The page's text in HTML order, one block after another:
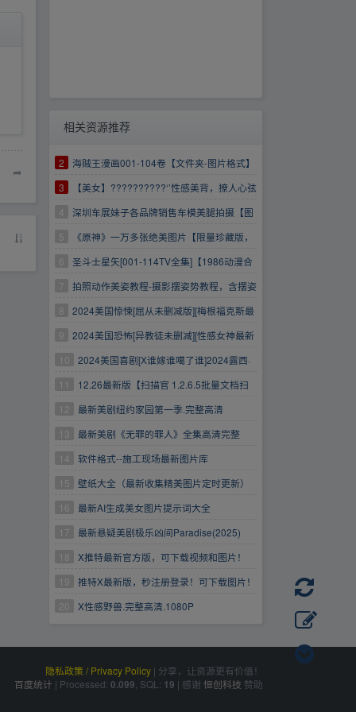
➦
相关资源推荐
2
海贼王漫画001-104卷【文件夹-图片格式】
3
【美女】??????????‘’性感美背，撩人心弦
づ
4
深圳车展妹子各品牌销售车模美腿拍摄【图
片】
5
《原神》一万多张绝美图片【限量珍藏版，
速存】
6
圣斗士星矢[001-114TV全集]【1986动漫合
集4k最新资源
7
拍照动作美姿教程-摄影摆姿势教程，含摆姿
图片素材
8
2024美国惊悚[屈从未删减版][梅根福克斯最
新性感保姆]
9
2024美国恐怖[异教徒未删减][性感女神最新
C度惊悚]
10
2024美国喜剧[X谁嫁谁噶了谁]2024露西·
海尔最新性感喜剧]
11
12.26最新版【扫描官 1.2.6.5批量文档扫
描神器】 轻松提取图片中任何文字，让智慧更
易摘取！最牛的是不清晰图片转眼变高清！让你
随时导出高清画质的JPG和PDF！
12
最新美剧纽约家园第一季.完整高清
13
最新美剧《无罪的罪人》全集高清完整
1080P清晰
14
软件格式--施工现场最新图片库
15
壁纸大全（最新收集精美图片定时更新）
16
最新AI生成美女图片提示词大全
17
最新悬疑美剧极乐凶间Paradise(2025)
【全8集.完整高清
18
X推特最新官方版，可下载视频和图片！
19
推特X最新版，秒注册登录！可下载图片！
20
X性感野兽.完整高清.1080P
隐私政策 / Privacy Policy | 分享，让资源更有价值！
百度统计 | Processed: 0.099 , SQL: 19 | 感谢 恒创科技 赞助